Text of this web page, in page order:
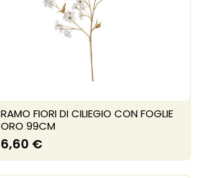
RAMO FIORI DI CILIEGIO CON FOGLIE
ORO 99CM
6,60 €